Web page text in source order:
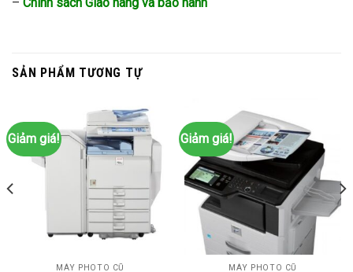
SẢN PHẨM TƯƠNG TỰ
Giảm giá!
MÁY PHOTO CŨ
Giảm giá!
MÁY PHOTO CŨ